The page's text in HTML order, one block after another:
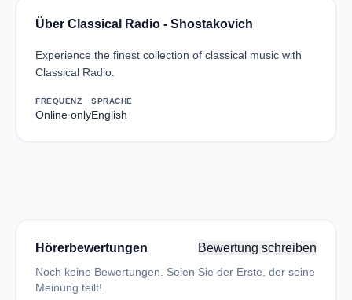
Über Classical Radio - Shostakovich
Experience the finest collection of classical music with
Classical Radio.
FREQUENZ
Online only
SPRACHE
English
Hörerbewertungen Bewertung schreiben
Noch keine Bewertungen. Seien Sie der Erste, der seine
Meinung teilt!